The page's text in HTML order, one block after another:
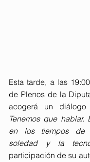
Esta tarde, a las
de Plenos de la
Tenemos que hablar.
en los tiempos de
soledad y la
participación de su